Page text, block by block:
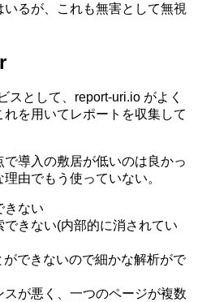
るが、これも無害として無視
スとして、 report-uri.io がよく
を用いてレポートを収集して
導入の敷居が低いのは良かっ
由でもう使っていない。
きない
きない(内部的に消されてい
できないので細かな解析がで
が悪く、一つのページが複数